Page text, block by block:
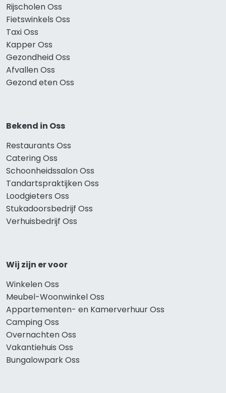
Rijscholen Oss
Fietswinkels Oss
Taxi Oss
Kapper Oss
Gezondheid Oss
Afvallen Oss
Gezond eten Oss
Bekend in Oss
Restaurants Oss
Catering Oss
Schoonheidssalon Oss
Tandartspraktijken Oss
Loodgieters Oss
Stukadoorsbedrijf Oss
Verhuisbedrijf Oss
Wij zijn er voor
Winkelen Oss
Meubel-Woonwinkel Oss
Appartementen- en Kamerverhuur Oss
Camping Oss
Overnachten Oss
Vakantiehuis Oss
Bungalowpark Oss